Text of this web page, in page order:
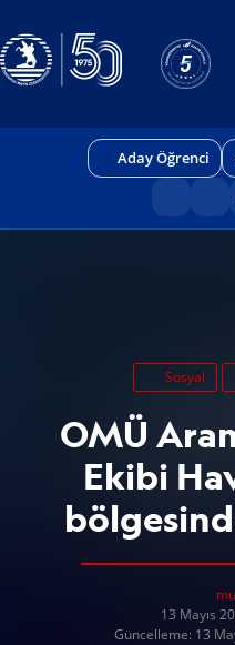
Aday Öğrenci
Sosyal
OMÜ
Ekibi
13 Mayıs
Güncelleme: 13